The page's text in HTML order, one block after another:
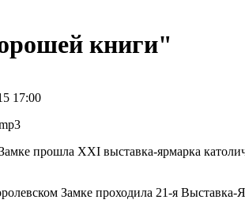
книги"
17:00
прошла XXI выставка-ярмарка
Замке проходила 21-я